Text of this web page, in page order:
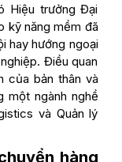
Hiệu trưởng Đại
kỹ năng mềm đã
hay hướng ngoại
Điều quan
của bản thân và
một ngành nghề
và Quản lý
hàng